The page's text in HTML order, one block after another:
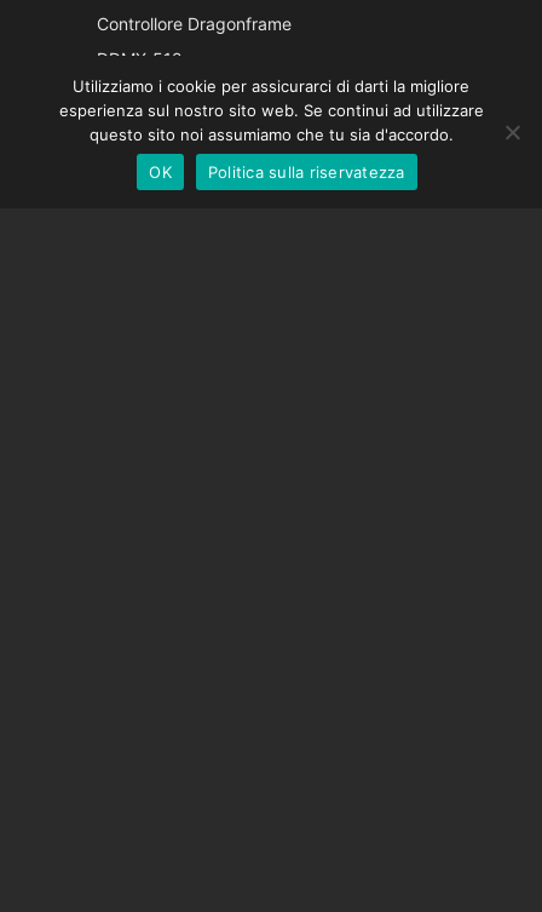
Controllore Dragonframe
DDMX-512
DMC-32
Cappuccio di correzione EOS LV
Utilizziamo i cookie per assicurarci di darti la migliore
esperienza sul nostro sito web. Se continui ad utilizzare
questo sito noi assumiamo che tu sia d'accordo.
OK
Politica sulla riservatezza
Italian
English
German